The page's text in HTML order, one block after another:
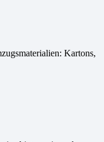
Kartons,